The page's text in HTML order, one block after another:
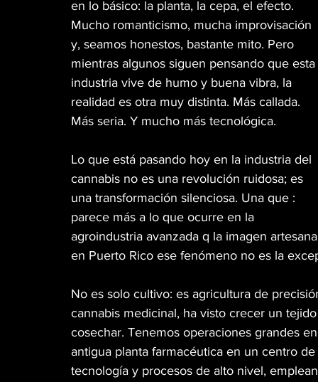
MÚSICA PET PAWS CINEMA TWIST
GREEN TIPS HIGH LIGHTS WEB3
CANNA GLAMOUR
en lo básico: la planta, la cepa, el efecto.
Mucho romanticismo, mucha improvisación
y, seamos honestos, bastante mito. Pero
mientras algunos siguen pensando que esta
industria vive de humo y buena vibra, la
realidad es otra muy distinta. Más callada.
Más seria. Y mucho más tecnológica.
Lo que está pasando hoy en la industria del
cannabis no es una revolución ruidosa; es
una transformación silenciosa. Una que :
parece más a lo que ocurre en la
agroindustria avanzada q la imagen
en Puerto Rico ese fenómeno no es la
No es solo cultivo: es agricultura de
cannabis medicinal, ha visto crecer un
cosechar. Tenemos operaciones grandes
antigua planta farmacéutica en un centro
tecnología y procesos de alto nivel,